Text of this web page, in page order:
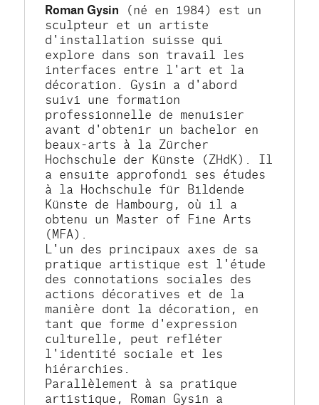
Roman Gysin (né en 1984) est un
sculpteur et un artiste
d'installation suisse qui
explore dans son travail les
interfaces entre l'art et la
décoration. Gysin a d'abord
suivi une formation
professionnelle de menuisier
avant d'obtenir un bachelor en
beaux-arts à la Zürcher
Hochschule der Künste (ZHdK). Il
a ensuite approfondi ses études
à la Hochschule für Bildende
Künste de Hambourg, où il a
obtenu un Master of Fine Arts
(MFA).
L'un des principaux axes de sa
pratique artistique est l'étude
des connotations sociales des
actions décoratives et de la
manière dont la décoration, en
tant que forme d'expression
culturelle, peut refléter
l'identité sociale et les
hiérarchies.
Parallèlement à sa pratique
artistique, Roman Gysin a